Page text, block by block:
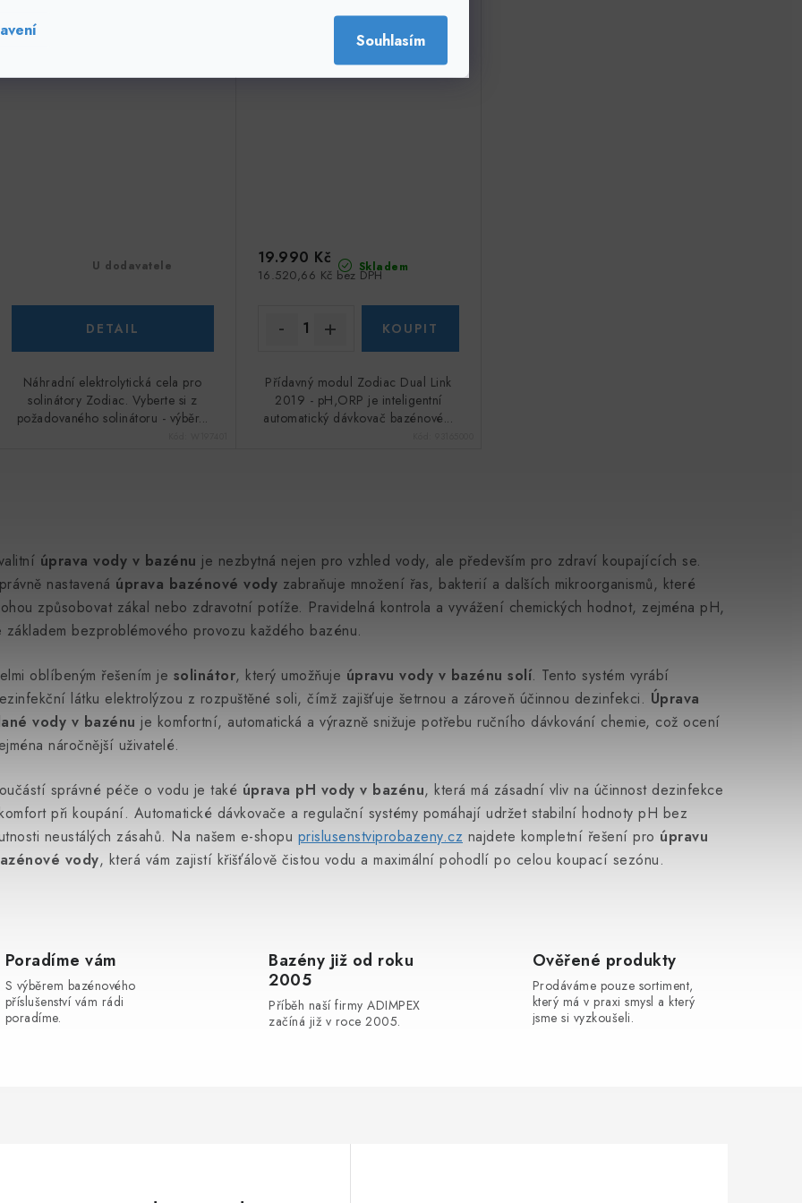
Souhlasím
U dodavatele
Náhradní elektrolytická cela pro
solinátory Zodiac. Vyberte si z
požadovaného solinátoru - výběr...
Link 2019 - pH, ORP
Skladem
16.520,66 Kč bez DPH
19.990 Kč
Přídavný modul Zodiac Dual Link
2019 - pH,ORP je inteligentní
automatický dávkovač bazénové...
úprava vody v bazénu je nezbytná nejen pro vzhled vody, ale především pro zdraví koupajících se.
nastavená úprava bazénové vody zabraňuje množení řas, bakterií a dalších mikroorganismů, které
způsobovat zákal nebo zdravotní potíže. Pravidelná kontrola a vyvážení chemických hodnot, zejména pH,
základem bezproblémového provozu každého bazénu.
oblíbeným řešením je solinátor, který umožňuje úpravu vody v bazénu solí. Tento systém vyrábí
látku elektrolýzou z rozpuštěné soli, čímž zajišťuje šetrnou a zároveň účinnou dezinfekci. Úprava
vody v bazénu je komfortní, automatická a výrazně snižuje potřebu ručního dávkování chemie, což ocení
náročnější uživatelé.
správné péče o vodu je také úprava pH vody v bazénu, která má zásadní vliv na účinnost dezinfekce
při koupání. Automatické dávkovače a regulační systémy pomáhají udržet stabilní hodnoty pH bez
neustálých zásahů. Na našem e-shopu prislusenstviprobazeny.cz najdete kompletní řešení pro úpravu
vody, která vám zajistí křišťálově čistou vodu a maximální pohodlí po celou koupací sezónu.
Poradíme vám
S výběrem bazénového
příslušenství vám rádi
poradíme.
Bazény již od roku
2005
Příběh naší firmy ADIMPEX
začíná již v roce 2005.
Ověřené produkty
Prodáváme pouze sortiment,
který má v praxi smysl a který
jsme si vyzkoušeli.